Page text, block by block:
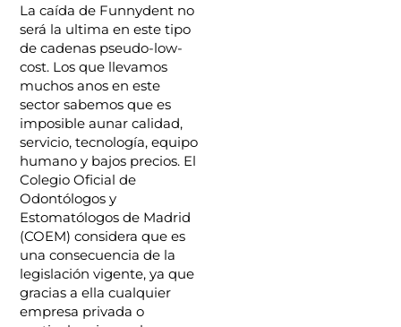
La caída de Funnydent no
será la ultima en este tipo
de cadenas pseudo-low-
cost. Los que llevamos
muchos anos en este
sector sabemos que es
imposible aunar calidad,
servicio, tecnología, equipo
humano y bajos precios. El
Colegio Oficial de
Odontólogos y
Estomatólogos de Madrid
(COEM) considera que es
una consecuencia de la
legislación vigente, ya que
gracias a ella cualquier
empresa privada o